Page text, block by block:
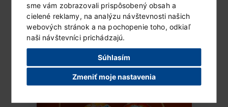
sme vám zobrazovali prispôsobený obsah a
cielené reklamy, na analýzu návštevnosti našich
webových stránok a na pochopenie toho, odkiaľ
naši návštevníci prichádzajú.
Súhlasím
Zmeniť moje nastavenia
Mrazený Lipánek s ovocím
a čokoládou
Ingrediencie (6 porcií) 1 vanilkové...
ČÍTAŤ ĎALEJ...